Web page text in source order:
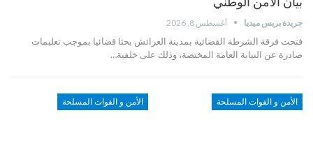
جريدة بريس ميديا أغسطس 8, 2026
فتحت فرقة الشرطة القضائية بمدينة العرائش بحثا قضائيا بموجب تعليمات
صادرة عن النيابة العامة المختصة، وذلك على خلفية…
الأمن و القوات المسلحة الأمن و القوات المسلحة